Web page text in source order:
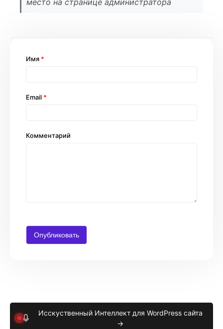
место на странице администратора
Комментарий
Имя *
Email *
Исскуственный Интеллект для WordPress сайта
→